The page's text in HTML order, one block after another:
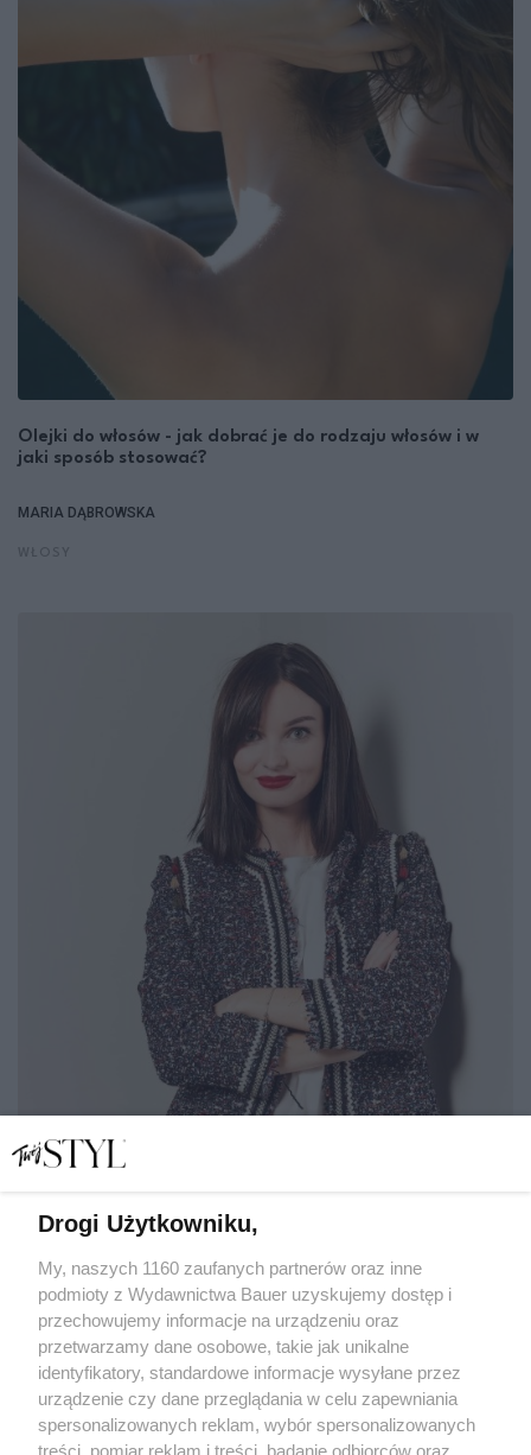
Olejki do włosów - jak dobrać je do rodzaju włosów i w
jaki sposób stosować?
MARIA DĄBROWSKA
S.O.S
JOANNA ANDRZEJEWSKA-SARNOWSKA
WŁOSY
Drogi Użytkowniku,
My, naszych 1160 zaufanych partnerów oraz inne
podmioty z Wydawnictwa Bauer uzyskujemy dostęp i
przechowujemy informacje na urządzeniu oraz
przetwarzamy dane osobowe, takie jak unikalne
identyfikatory, standardowe informacje wysyłane przez
urządzenie czy dane przeglądania w celu zapewniania
spersonalizowanych reklam, wybór spersonalizowanych
treści, pomiar reklam i treści, badanie odbiorców oraz